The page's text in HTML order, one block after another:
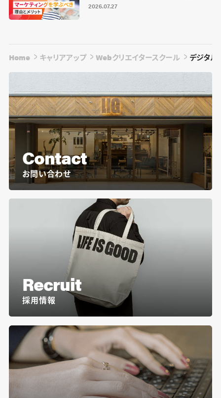
2026.07.27
Home キャリアアップ Webクリエイタースクール デジタル
Contact
お問い合わせ
Recruit
採用情報